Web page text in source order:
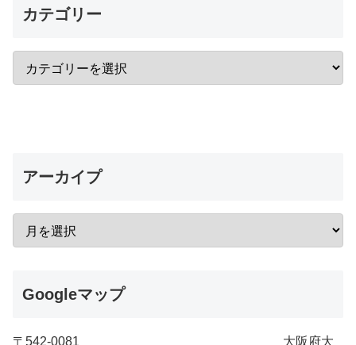
カテゴリー
アーカイプ
Googleマップ
〒542-0081 大阪府大